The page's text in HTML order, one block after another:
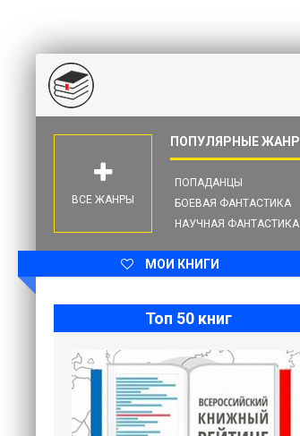
ПОПАДАНЦЫ
БОЕВАЯ ФАНТАСТИКА
НАУЧНАЯ ФАНТАСТИКА
ВСЕ ЖАНРЫ
МОИ КНИГИ
Топ 50 книг